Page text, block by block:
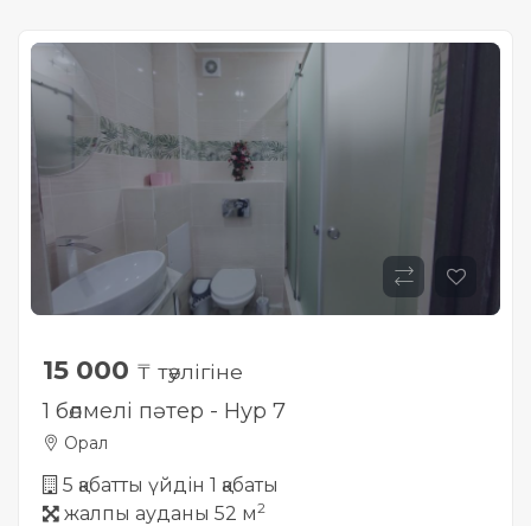
15 000 ₸ тәулігіне
1 бөлмелі пәтер - Нур 7
Орал
5 қабатты үйдін 1 қабаты
жалпы ауданы 52 м2